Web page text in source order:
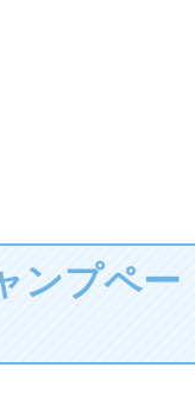
ンプペー